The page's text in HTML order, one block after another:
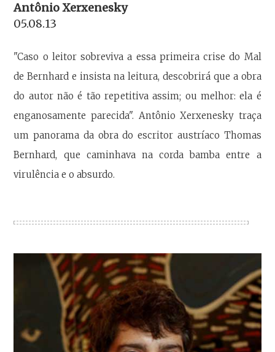
Antônio Xerxenesky
05.08.13
"Caso o leitor sobreviva a essa primeira crise do Mal
de Bernhard e insista na leitura, descobrirá que a obra
do autor não é tão repetitiva assim; ou melhor: ela é
enganosamente parecida". Antônio Xerxenesky traça
um panorama da obra do escritor austríaco Thomas
Bernhard, que caminhava na corda bamba entre a
virulência e o absurdo.